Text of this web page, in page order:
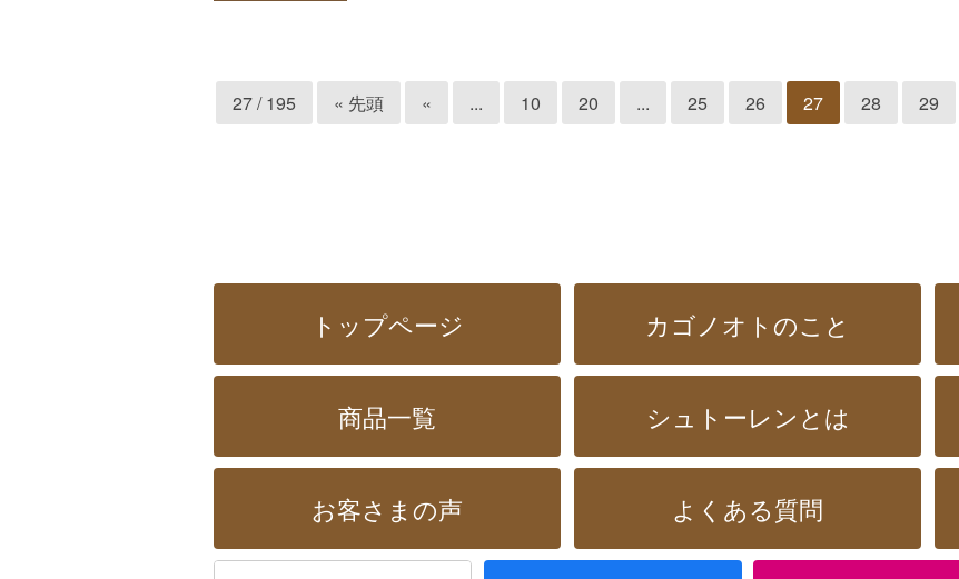
27 / 195 « 先頭 « ... 10 20 ... 25 26 27 28 29
トップページ カゴノオトのこと
商品一覧 シュトーレンとは
お客さまの声 よくある質問